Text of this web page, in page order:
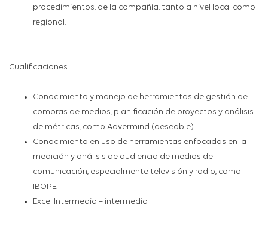
procedimientos, de la compañía, tanto a nivel local como
regional.
Cualificaciones
Conocimiento y manejo de herramientas de gestión de
compras de medios, planificación de proyectos y análisis
de métricas, como Advermind (deseable).
Conocimiento en uso de herramientas enfocadas en la
medición y análisis de audiencia de medios de
comunicación, especialmente televisión y radio, como
IBOPE.
Excel Intermedio – intermedio